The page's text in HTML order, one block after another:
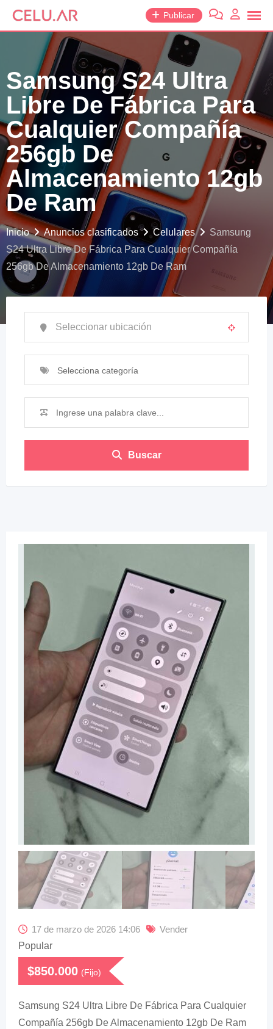
saltar
Publicar
Samsung S24 Ultra
Libre De Fábrica Para
Cualquier Compañía
256gb De
Almacenamiento 12gb
De Ram
Inicio Anuncios clasificados Celulares
Samsung
S24 Ultra Libre De Fábrica Para Cualquier Compañía
256gb De Almacenamiento 12gb De Ram
Selecciona categoría
Buscar
17 de marzo de 2026 14:06
Vender
Popular
$850.000 (Fijo)
Samsung S24 Ultra Libre De Fábrica Para Cualquier
Compañía 256gb De Almacenamiento 12gb De Ram